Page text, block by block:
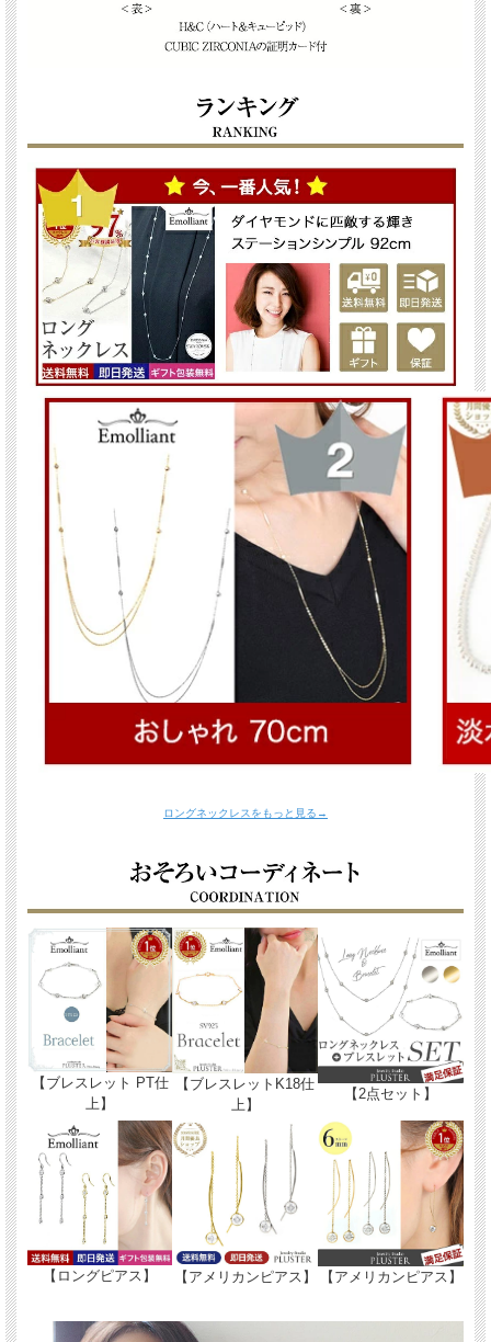
ロングネックレスをもっと見る→
【ブレスレット PT仕
上】
【ブレスレットK18仕
上】
【2点セット】
【ロングピアス】 【アメリカンピアス】 【アメリカンピアス】